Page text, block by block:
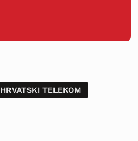
HRVATSKI TELEKOM